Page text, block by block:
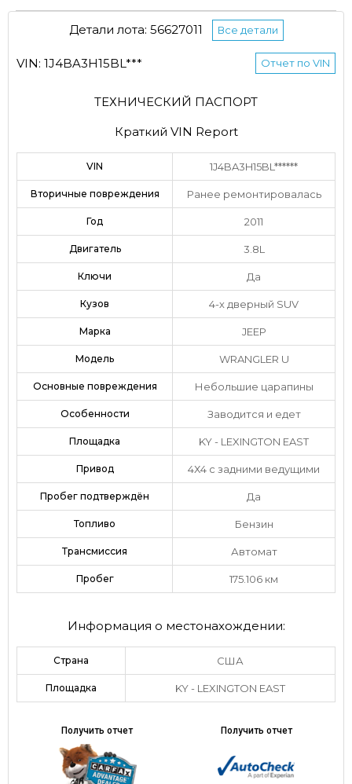
Детали лота: 56627011 Все детали
VIN: 1J4BA3H15BL*** Отчет по VIN
ТЕХНИЧЕСКИЙ ПАСПОРТ
Краткий VIN Report
VIN 1J4BA3H15BL******
Вторичные повреждения Ранее ремонтировалась
Год 2011
Двигатель 3.8L
Ключи Да
Кузов 4-х дверный SUV
Марка JEEP
Модель WRANGLER U
Основные повреждения Небольшие царапины
Особенности Заводится и едет
Площадка KY - LEXINGTON EAST
Привод 4Х4 с задними ведущими
Пробег подтверждён Да
Топливо Бензин
Трансмиссия Автомат
Пробег 175.106 км
Информация о местонахождении:
Страна США
Площадка KY - LEXINGTON EAST
Получить отчет Получить отчет